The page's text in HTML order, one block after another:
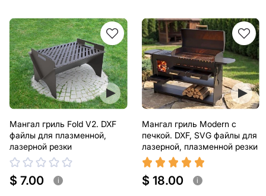
Мангал гриль Fold V2. DXF
файлы для плазменной,
лазерной резки
$ 7.00 i
Мангал гриль Modern с
печкой. DXF, SVG файлы для
лазерной, плазменной резки
$ 18.00 i